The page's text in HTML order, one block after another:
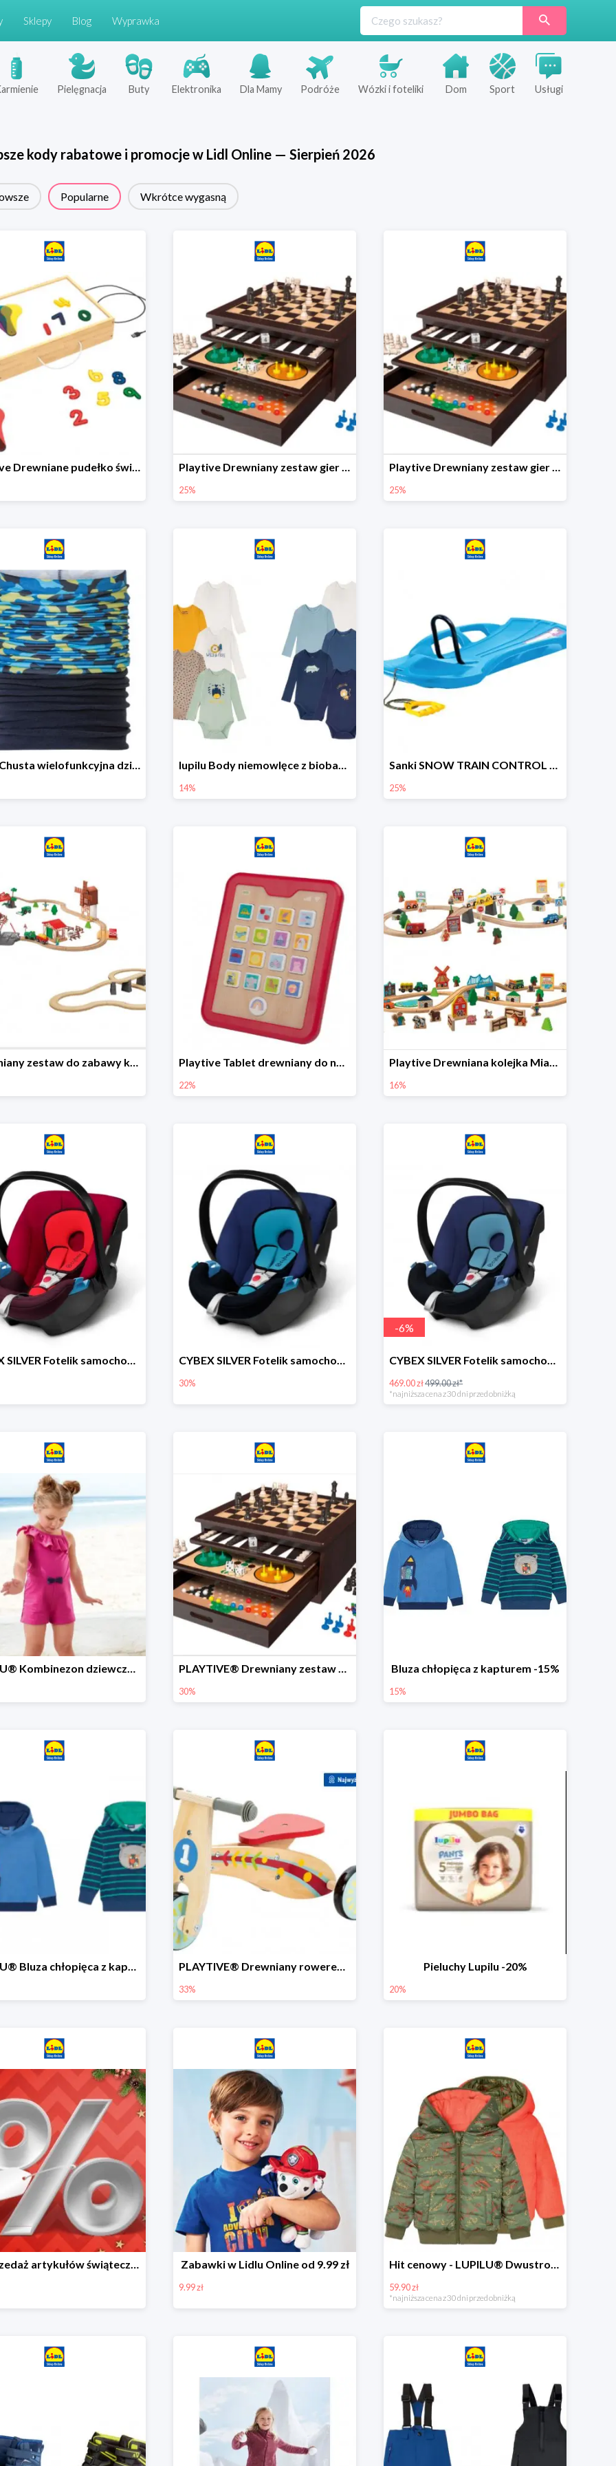
Sklepy Blog Wyprawka
Pielęgnacja Buty Elektronika Dla Mamy Podróże Wózki i foteliki Dom Sport Usługi
kody rabatowe i promocje w Lidl Online— Sierpień 2026
Popularne Wkrótce wygasną
Playtive Drewniane pudełko świetlne MONTESSORI Playtive Drewniany zestaw gier 10 w 1
25%
Playtive Drewniany zestaw gier 10 w 1
25%
lupilu Chusta wielofunkcyjna dziecięca lupilu Body niemowlęce z biobawełny
14%
Sanki SNOW TRAIN CONTROL -25%
25%
Drewniany zestaw do zabawy kolejką - farma i wiadukt Playtive Tablet drewniany do nauki, interaktywny
22%
Playtive Drewniana kolejka Miasto lub Farma
16%
CYBEX SILVER Fotelik samochodowy CYBEX SILVER Fotelik samochodowy -30%
30%
-6%
CYBEX SILVER Fotelik samochodowy + dostawa gratis!
469.00 zł499.00 zł*
*najniższa cena z 30 dni przed obniżką
LUPILU® Kombinezon dziewczęcy z bawełny PLAYTIVE® Drewniany zestaw gier 10 w 1
30%
Bluza chłopięca z kapturem -15%
15%
LUPILU® Bluza chłopięca z kapturem PLAYTIVE® Drewniany rowerek biegowy -33%
33%
Pieluchy Lupilu -20%
20%
Wyprzedaż artykułów świątecznych w Lidlu Online Zabawki w Lidlu Online od 9.99 zł
9.99 zł
Hit cenowy - LUPILU® Dwustronna kurtka dziecięca z polarem
59.90 zł
*najniższa cena z 30 dni przed obniżką